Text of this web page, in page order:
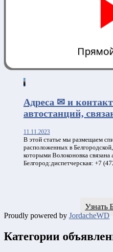
Адреса ✉ и
автостанций,
11.11.2023
В этой статье мы размещаем
расположенных в
которыми Волоконовка
Белгород:диспетчерская: +7
Узнать
Proudly powered by JordacheWD
Категории